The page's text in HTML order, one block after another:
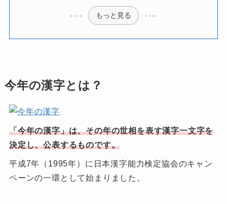
もっと見る
今年の漢字とは？
「今年の漢字」は、その年の世相を表す漢字一文字を
決定し、公表するものです。
平成7年（1995年）に日本漢字能力検定協会のキャン
ペーンの一環として始まりました。